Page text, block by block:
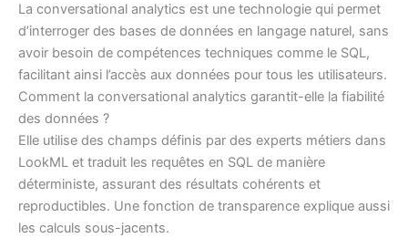
La conversational analytics est une technologie qui permet
d’interroger des bases de données en langage naturel, sans
avoir besoin de compétences techniques comme le SQL,
facilitant ainsi l’accès aux données pour tous les utilisateurs.
Comment la conversational analytics garantit-elle la fiabilité
des données ?
Elle utilise des champs définis par des experts métiers dans
LookML et traduit les requêtes en SQL de manière
déterministe, assurant des résultats cohérents et
reproductibles. Une fonction de transparence explique aussi
les calculs sous-jacents.